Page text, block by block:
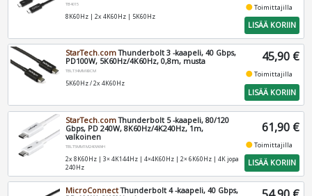
TB4015
8K60Hz | 2x 4K60Hz | 5K60Hz
fiber_manual_recordToimittajilla
LISÄÄ KORIIN
StarTech.comThunderbolt 3 -kaapeli, 40 Gbps,
PD100W, 5K60Hz/4K60Hz, 0,8m, musta
TBLT34MM80CM
5K60Hz / 2x 4K60Hz
45,90 €
fiber_manual_recordToimittajilla
LISÄÄ KORIIN
StarTech.comThunderbolt 5 -kaapeli, 80/120
Gbps, PD 240W, 8K60Hz/4K240Hz, 1m,
valkoinen
TBLT5MM1M240WWH
2x 8K60Hz | 3× 4K144Hz | 4×4K60Hz | 2× 6K60Hz | 4K jopa
240Hz
61,90 €
fiber_manual_recordToimittajilla
LISÄÄ KORIIN
MicroConnectThunderbolt 4 -kaapeli, 40 Gbps,